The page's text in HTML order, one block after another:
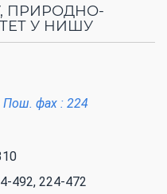
ПРИРОДНО-
У НИШУ
Пош. фах : 224
492, 224-472